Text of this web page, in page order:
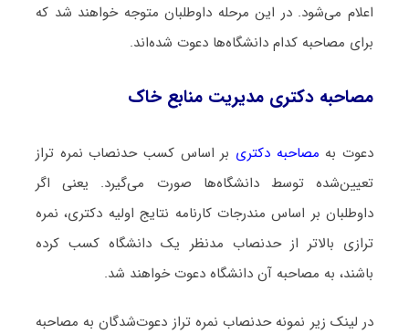
اعلام می‌شود. در این مرحله داوطلبان متوجه خواهند شد که
برای مصاحبه کدام دانشگاه‌ها دعوت شده‌اند.
مصاحبه دکتری مدیریت منابع خاک
دعوت به مصاحبه دکتری بر اساس کسب حدنصاب نمره تراز
تعیین‌شده توسط دانشگاه‌ها صورت می‌گیرد. یعنی اگر
داوطلبان بر اساس مندرجات کارنامه نتایج اولیه دکتری، نمره
ترازی بالاتر از حدنصاب مدنظر یک دانشگاه کسب کرده
باشند، به مصاحبه آن دانشگاه دعوت خواهند شد.
در لینک زیر نمونه حدنصاب نمره تراز دعوت‌شدگان به مصاحبه